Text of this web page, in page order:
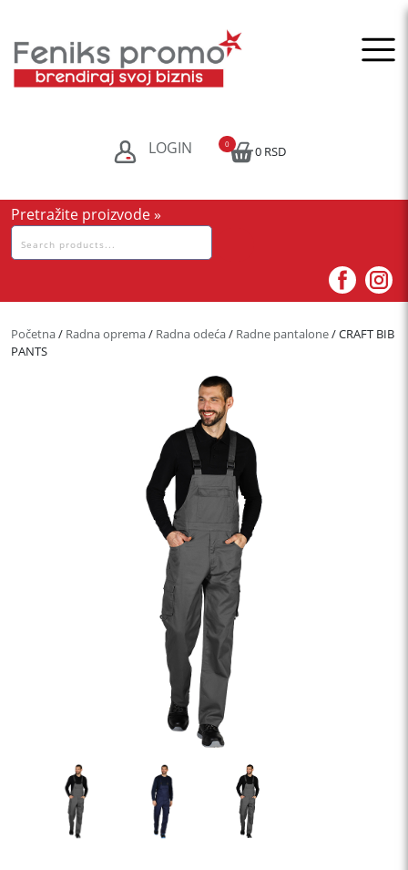
content
LOGIN 0 RSD
0
Pretražite proizvode »
Pretraga
za:
Početna/ Radna oprema/ Radna odeća/ Radne pantalone/ CRAFT BIB
PANTS